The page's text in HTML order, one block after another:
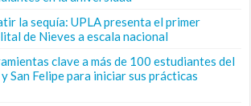
la sequía: UPLA presenta el primer
de Nieves a escala nacional
clave a más de 100 estudiantes del
San Felipe para iniciar sus prácticas